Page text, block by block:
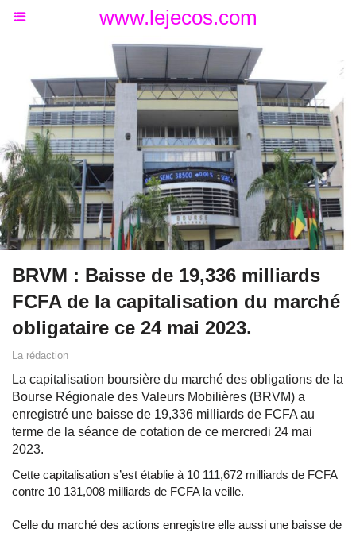
www.lejecos.com
BRVM : Baisse de 19,336 milliards
FCFA de la capitalisation du marché
obligataire ce 24 mai 2023.
La rédaction
La capitalisation boursière du marché des obligations de la
Bourse Régionale des Valeurs Mobilières (BRVM) a
enregistré une baisse de 19,336 milliards de FCFA au
terme de la séance de cotation de ce mercredi 24 mai
2023.
Cette capitalisation s’est établie à 10 111,672 milliards de FCFA
contre 10 131,008 milliards de FCFA la veille.
Celle du marché des actions enregistre elle aussi une baisse de